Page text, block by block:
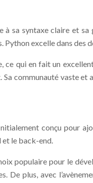
à sa syntaxe claire et
excelle dans des
ce qui en fait un
communauté vaste
conçu pour
et le back-end.
populaire pour le
De plus, avec